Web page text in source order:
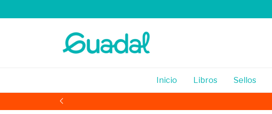
Inicio Libros Sellos